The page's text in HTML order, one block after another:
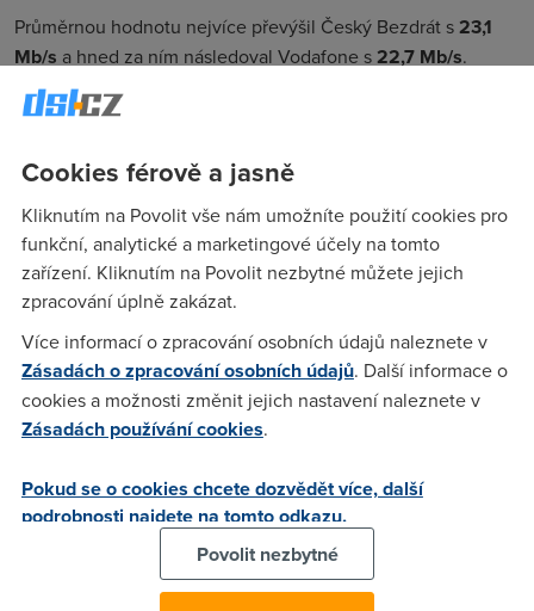
Průměrnou hodnotu nejvíce převýšil Český Bezdrát s23,1
Mb/s a hned za ním následoval Vodafone s22,7 Mb/s.
Poslední příčku obsadila stejně jako v přechozích měsících
Mb/s
. To je ještě o 5 %
nižší hodnota než jsme naměřili v
únoru.
Poskytovatel
Rychlost v
Mb/s
Meziměsíční
změna
Meziroční
změna
20,11
GTS
19,45 -5 %
O2 Czech
Republic, a.s.
21,81 -1 %
13 %
Vodafone
22,69 8 %
Celkem
21,68 0 %
Cookies férově a jasně
Kliknutím na Povolit vše nám umožníte použití cookies pro
funkční, analytické a marketingové účely na tomto
zařízení. Kliknutím na Povolit nezbytné můžete jejich
zpracování úplně zakázat.
Více informací o zpracování osobních údajů naleznete v
Zásadách o zpracování osobních údajů. Další informace o
cookies a možnosti změnit jejich nastavení naleznete v
Zásadách používání cookies.
Pokud se o cookies chcete dozvědět více, další
podrobnosti najdete na tomto odkazu.
Povolit nezbytné